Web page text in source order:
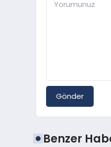
Gönder
Benzer